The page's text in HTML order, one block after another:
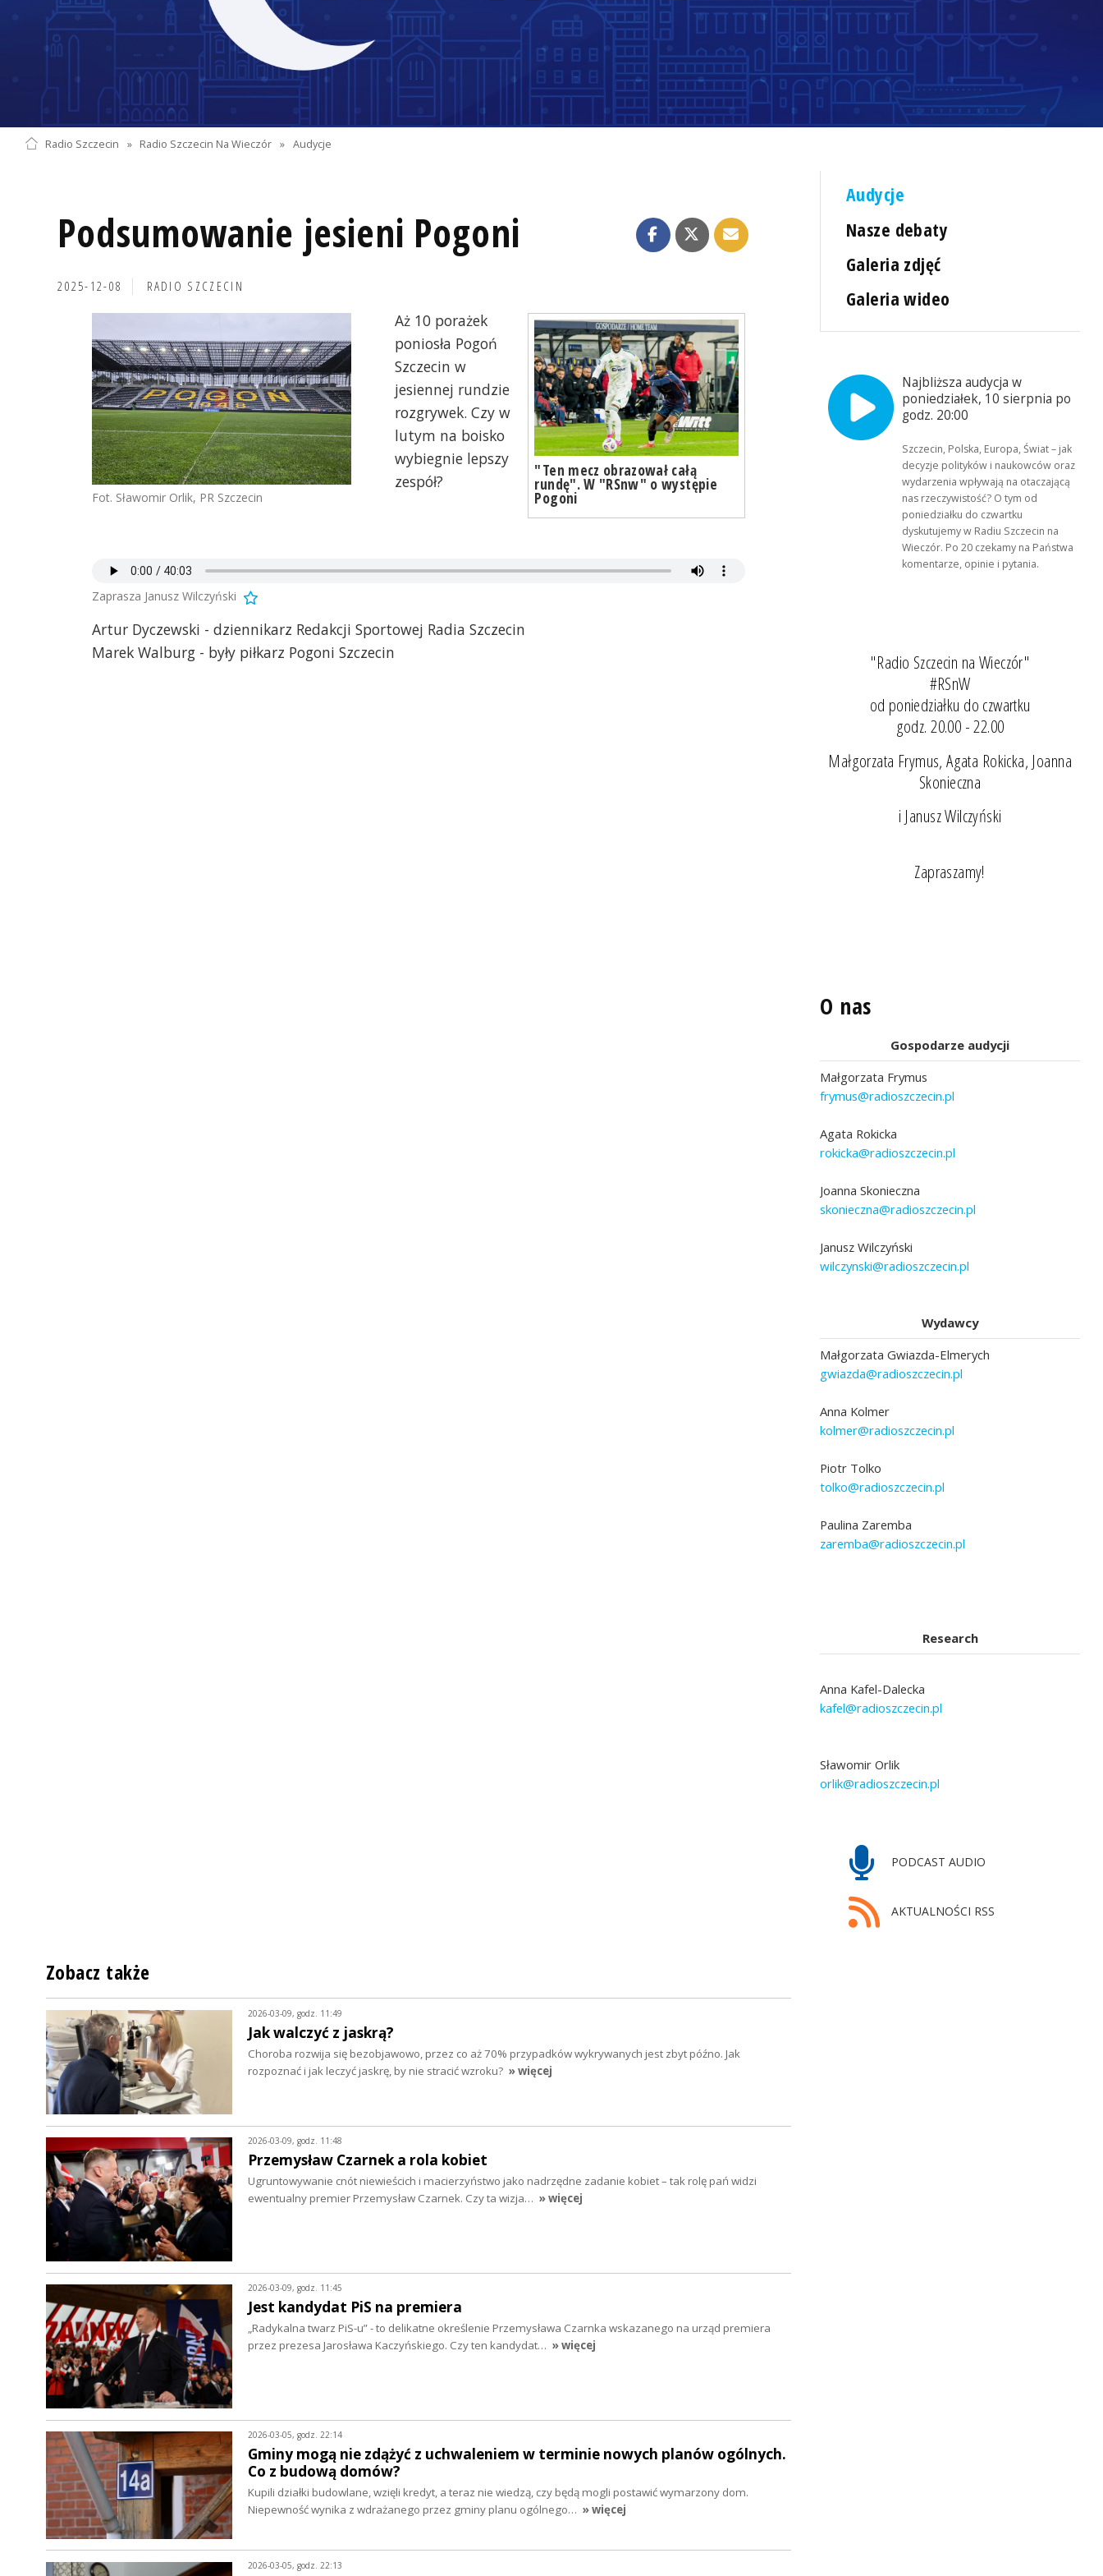
Radio Szczecin » Radio Szczecin Na Wieczór » Audycje
Podsumowanie jesieni Pogoni
2025-12-08 RADIO SZCZECIN
Fot. Sławomir Orlik, PR Szczecin
"Ten mecz obrazował całą
rundę". W "RSnw" o występie
Pogoni
Aż 10 porażek
poniosła Pogoń
Szczecin w
jesiennej rundzie
rozgrywek. Czy w
lutym na boisko
wybiegnie lepszy
zespół?
Zaprasza Janusz Wilczyński
Artur Dyczewski - dziennikarz Redakcji Sportowej Radia Szczecin
Marek Walburg - były piłkarz Pogoni Szczecin
Audycje
Nasze debaty
Galeria zdjęć
Galeria wideo
Najbliższa audycja w
poniedziałek, 10 sierpnia po
godz. 20:00
Szczecin, Polska, Europa, Świat – jak
decyzje polityków i naukowców oraz
wydarzenia wpływają na otaczającą
nas rzeczywistość? O tym od
poniedziałku do czwartku
dyskutujemy w Radiu Szczecin na
Wieczór. Po 20 czekamy na Państwa
komentarze, opinie i pytania.
"Radio Szczecin na Wieczór"
#RSnW
od poniedziałku do czwartku
godz. 20.00 - 22.00
Małgorzata Frymus, Agata Rokicka, Joanna
Skonieczna
i Janusz Wilczyński
Zapraszamy!
O nas
Gospodarze audycji
Małgorzata Frymus
frymus@radioszczecin.pl
Agata Rokicka
rokicka@radioszczecin.pl
Joanna Skonieczna
skonieczna@radioszczecin.pl
Janusz Wilczyński
wilczynski@radioszczecin.pl
Wydawcy
Małgorzata Gwiazda-Elmerych
gwiazda@radioszczecin.pl
Anna Kolmer
kolmer@radioszczecin.pl
Piotr Tolko
tolko@radioszczecin.pl
Paulina Zaremba
zaremba@radioszczecin.pl
Research
Anna Kafel-Dalecka
kafel@radioszczecin.pl
Sławomir Orlik
orlik@radioszczecin.pl
PODCAST AUDIO
AKTUALNOŚCI RSS
Zobacz także
2026-03-09, godz. 11:49
Jak walczyć z jaskrą?
Choroba rozwija się bezobjawowo, przez co aż 70% przypadków wykrywanych jest zbyt późno. Jak
rozpoznać i jak leczyć jaskrę, by nie stracić wzroku? » więcej
2026-03-09, godz. 11:48
Przemysław Czarnek a rola kobiet
Ugruntowywanie cnót niewieścich i macierzyństwo jako nadrzędne zadanie kobiet – tak rolę pań widzi
ewentualny premier Przemysław Czarnek. Czy ta wizja… » więcej
2026-03-09, godz. 11:45
Jest kandydat PiS na premiera
„Radykalna twarz PiS-u” - to delikatne określenie Przemysława Czarnka wskazanego na urząd premiera
przez prezesa Jarosława Kaczyńskiego. Czy ten kandydat… » więcej
2026-03-05, godz. 22:14
Gminy mogą nie zdążyć z uchwaleniem w terminie nowych planów ogólnych.
Co z budową domów?
Kupili działki budowlane, wzięli kredyt, a teraz nie wiedzą, czy będą mogli postawić wymarzony dom.
Niepewność wynika z wdrażanego przez gminy planu ogólnego… » więcej
2026-03-05, godz. 22:13